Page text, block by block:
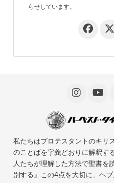
らせしています。
私たちはプロテスタントのキリ
のことばを字義どおりに解釈す
人たちが理解した方法で聖書を
別する』この4点を大切に、ヘ